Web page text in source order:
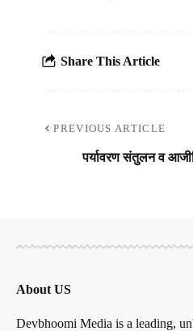
Share This Article
PREVIOUS ARTICLE
पर्यावरण संतुलन व
About US
Devbhoomi Media is a leading,